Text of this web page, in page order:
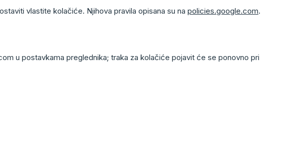
vlastite kolačiće. Njihova pravila opisana su na policies.google.com.
u postavkama preglednika; traka za kolačiće pojavit će se ponovno pri